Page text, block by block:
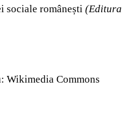
sociale românești (Editura
Wikimedia Commons